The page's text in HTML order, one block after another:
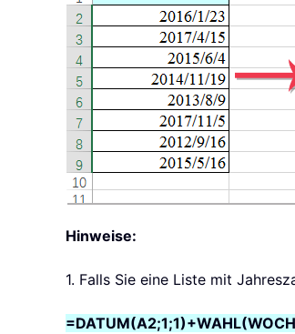
Hinweise:
1. Falls Sie eine Liste mit